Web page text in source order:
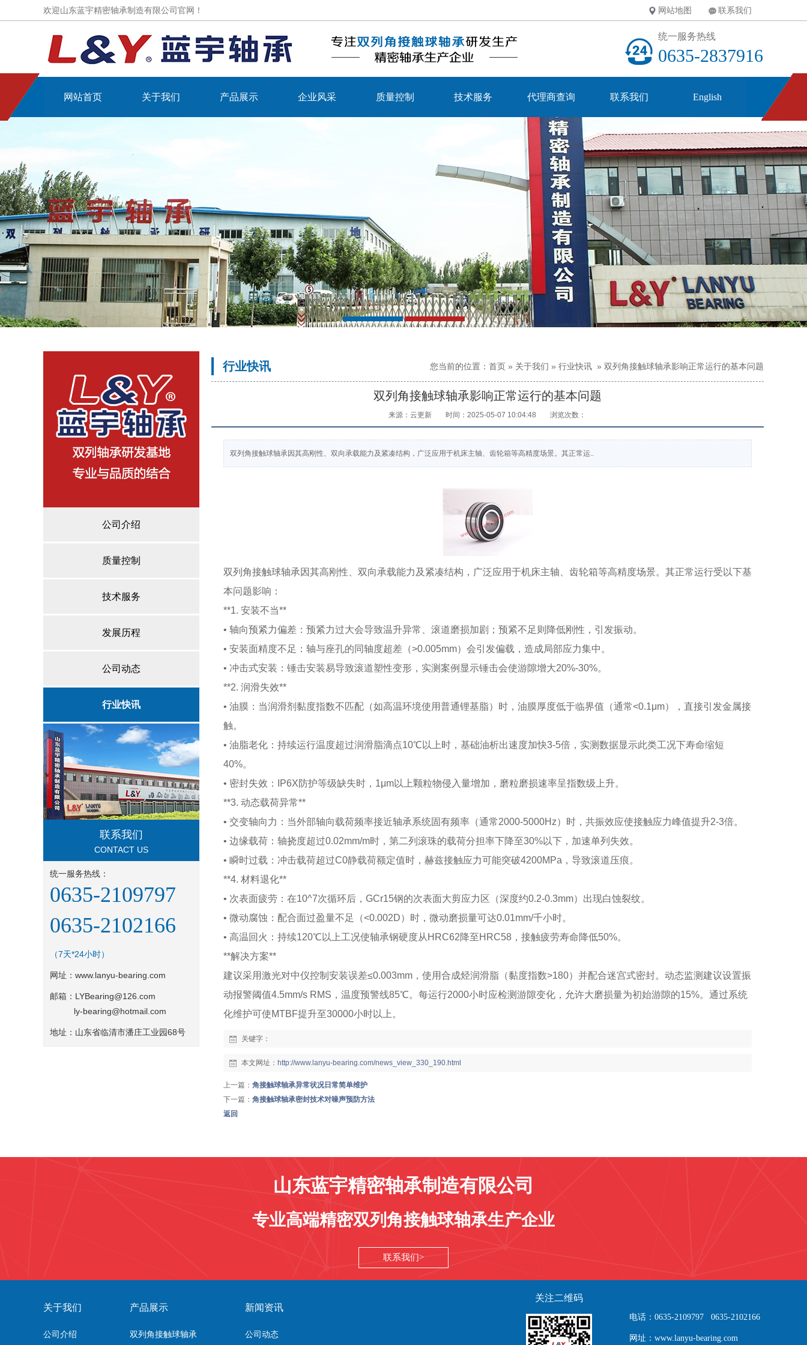
欢迎山东蓝宇精密轴承制造有限公司官网！ 网站地图 联系我们
统一服务热线
0635-2837916
网站首页 关于我们 产品展示 企业风采 质量控制 技术服务 代理商查询 联系我们 English
公司介绍
质量控制
技术服务
发展历程
公司动态
行业快讯
联系我们
CONTACT US
统一服务热线：
0635-2109797
0635-2102166
（7天*24小时）
网址： www.lanyu-bearing.com
邮箱：LYBearing@126.com
ly-bearing@hotmail.com
地址：山东省临清市潘庄工业园68号
行业快讯 您当前的位置： 首页 » 关于我们 » 行业快讯 » 双列角接触球轴承影响正常运行的基本问题
双列角接触球轴承影响正常运行的基本问题
来源：云更新 时间：2025-05-07 10:04:48 浏览次数：
双列角接触球轴承因其高刚性、双向承载能力及紧凑结构，广泛应用于机床主轴、齿轮箱等高精度场景。其正常运..
双列角接触球轴承因其高刚性、双向承载能力及紧凑结构，广泛应用于机床主轴、齿轮箱等高精度场景。其正常运行受以下基
本问题影响：
**1. 安装不当**
• 轴向预紧力偏差：预紧力过大会导致温升异常、滚道磨损加剧；预紧不足则降低刚性，引发振动。
• 安装面精度不足：轴与座孔的同轴度超差（>0.005mm）会引发偏载，造成局部应力集中。
• 冲击式安装：锤击安装易导致滚道塑性变形，实测案例显示锤击会使游隙增大20%-30%。
**2. 润滑失效**
• 油膜：当润滑剂黏度指数不匹配（如高温环境使用普通锂基脂）时，油膜厚度低于临界值（通常<0.1μm），直接引发金属接
触。
• 油脂老化：持续运行温度超过润滑脂滴点10℃以上时，基础油析出速度加快3-5倍，实测数据显示此类工况下寿命缩短
40%。
• 密封失效：IP6X防护等级缺失时，1μm以上颗粒物侵入量增加，磨粒磨损速率呈指数级上升。
**3. 动态载荷异常**
• 交变轴向力：当外部轴向载荷频率接近轴承系统固有频率（通常2000-5000Hz）时，共振效应使接触应力峰值提升2-3倍。
• 边缘载荷：轴挠度超过0.02mm/m时，第二列滚珠的载荷分担率下降至30%以下，加速单列失效。
• 瞬时过载：冲击载荷超过C0静载荷额定值时，赫兹接触应力可能突破4200MPa，导致滚道压痕。
**4. 材料退化**
• 次表面疲劳：在10^7次循环后，GCr15钢的次表面大剪应力区（深度约0.2-0.3mm）出现白蚀裂纹。
• 微动腐蚀：配合面过盈量不足（<0.002D）时，微动磨损量可达0.01mm/千小时。
• 高温回火：持续120℃以上工况使轴承钢硬度从HRC62降至HRC58，接触疲劳寿命降低50%。
**解决方案**
建议采用激光对中仪控制安装误差≤0.003mm，使用合成烃润滑脂（黏度指数>180）并配合迷宫式密封。动态监测建议设置振
动报警阈值4.5mm/s RMS，温度预警线85℃。每运行2000小时应检测游隙变化，允许大磨损量为初始游隙的15%。通过系统
化维护可使MTBF提升至30000小时以上。
关键字：
本文网址： http://www.lanyu-bearing.com/news_view_330_190.html
上一篇： 角接触球轴承异常状况日常简单维护
下一篇： 角接触球轴承密封技术对噪声预防方法
返回
山东蓝宇精密轴承制造有限公司
专业高端精密双列角接触球轴承生产企业
联系我们
关于我们
公司介绍
产品展示
双列角接触球轴承
新闻资讯
公司动态
关注二维码
电话：0635-2109797 0635-2102166
网址：www.lanyu-bearing.com